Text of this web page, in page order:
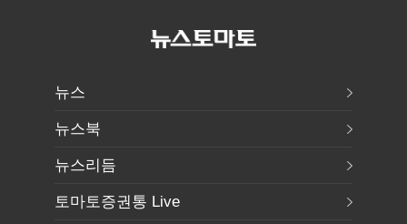
뉴스
뉴스북
뉴스리듬
토마토증권통 Live